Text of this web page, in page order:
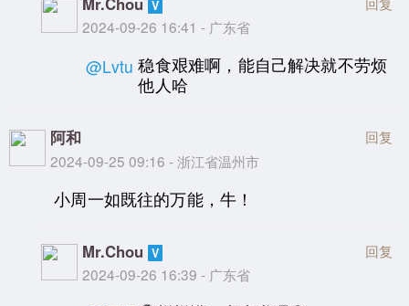
2024-09-26 16:41 - 广东省
@Lvtu 稳食艰难啊，能自己解决就不劳烦
他人哈
阿和
2024-09-25 09:16 - 浙江省温州市
回复
小周一如既往的万能，牛！
Mr.Chou
2024-09-26 16:39 - 广东省
回复